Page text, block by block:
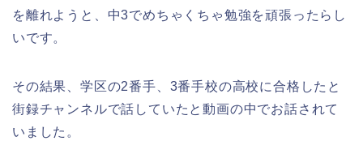
を離れようと、中3でめちゃくちゃ勉強を頑張ったらし
いです。
その結果、学区の2番手、3番手校の高校に合格したと
街録チャンネルで話していたと動画の中でお話されて
いました。